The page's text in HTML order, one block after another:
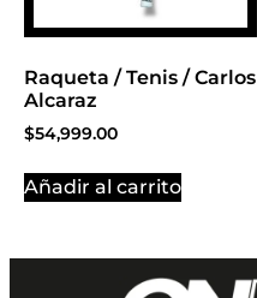
Raqueta / Tenis / Carlos
Alcaraz
$54,999.00
Añadir al carrito